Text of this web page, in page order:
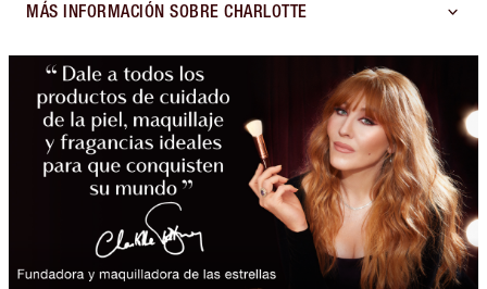
MÁS INFORMACIÓN SOBRE CHARLOTTE